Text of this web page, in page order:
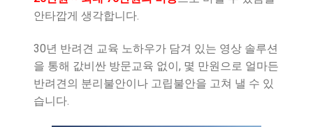
안타깝게 생각합니다.
30년 반려견 교육 노하우가 담겨 있는 영상 솔루션
을 통해 값비싼 방문교육 없이, 몇 만원으로 얼마든
반려견의 분리불안이나 고립불안을 고쳐 낼 수 있
습니다.